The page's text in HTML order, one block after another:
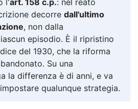
decorre dall'ultimo
, non dalla
episodio. È il ripristino
del 1930, che la riforma
Su una
la differenza è di anni, e va
qualunque strategia.